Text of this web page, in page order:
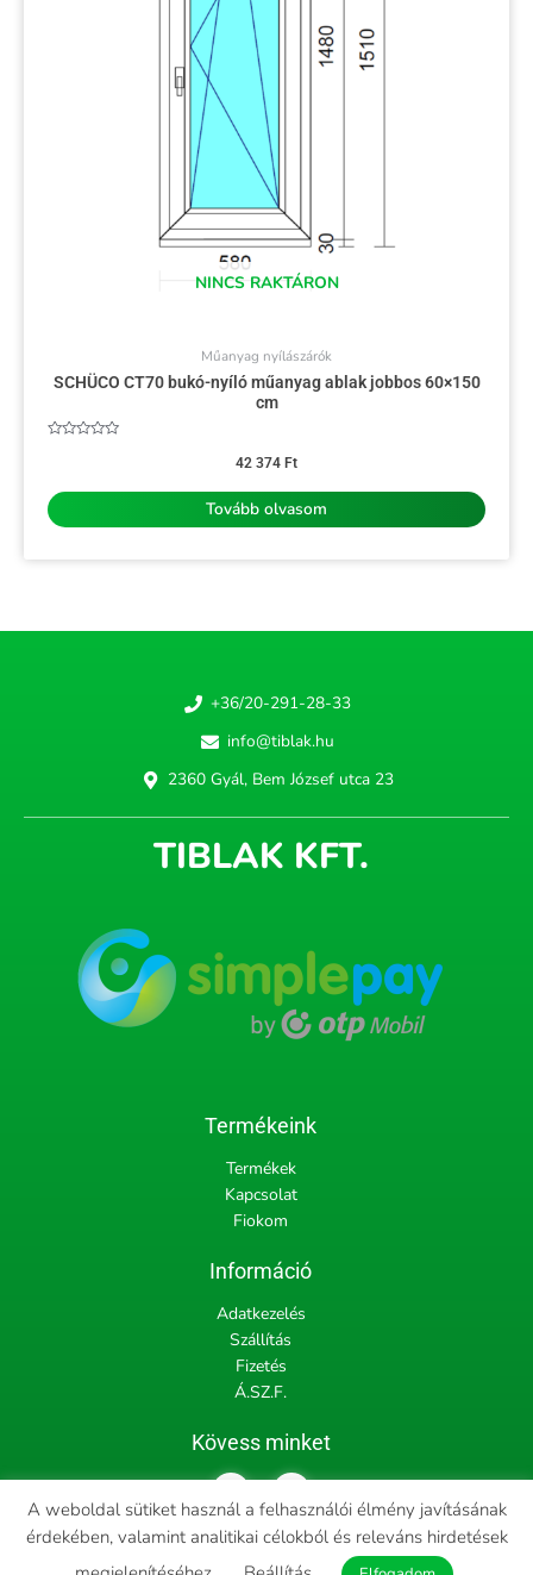
NINCS RAKTÁRON
Műanyag nyílászárók
SCHÜCO CT70 bukó-nyíló műanyag ablak jobbos 60×150
cm
42 374 Ft
Tovább olvasom
+36/20-291-28-33
info@tiblak.hu
2360 Gyál, Bem József utca 23
TIBLAK KFT.
Termékeink
Termékek
Kapcsolat
Fiokom
Információ
Adatkezelés
Szállítás
Fizetés
Á.SZ.F.
Kövess minket
F
a
c
e
I
n
s
t
A weboldal sütiket használ a felhasználói élmény javításának
érdekében, valamint analitikai célokból és releváns hirdetések